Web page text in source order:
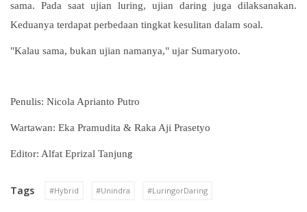
sama. Pada saat ujian luring, ujian daring juga dilaksanakan.
Keduanya terdapat perbedaan tingkat kesulitan dalam soal.
"Kalau sama, bukan ujian namanya," ujar Sumaryoto.
Penulis: Nicola Aprianto Putro
Wartawan: Eka Pramudita & Raka Aji Prasetyo
Editor: Alfat Eprizal Tanjung
Tags #Hybrid #Unindra #LuringorDaring